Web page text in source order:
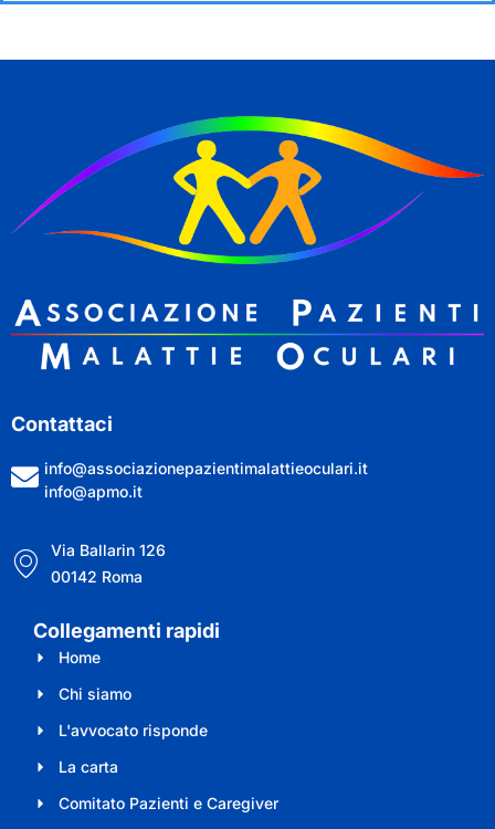
Contattaci
info@associazionepazientimalattieoculari.it
info@apmo.it
Via Ballarin 126
00142 Roma
Collegamenti rapidi
Home
Chi siamo
L'avvocato risponde
La carta
Comitato Pazienti e Caregiver